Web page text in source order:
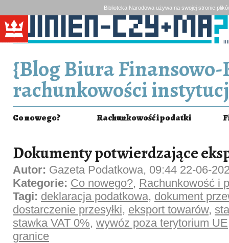
Biblioteka Narodowa używa na swojej stronie
{Blog Biura
rachunkowości
Co nowego? Rachunkowość i podatki
Dokumenty potwierdzające
Autor: Gazeta Podatkowa, 09:44 22-06-
Kategorie: Co nowego?, Rachunkowość i
Tagi: deklaracja podatkowa, dokument
dostarczenie przesyłki, eksport towarów,
stawka VAT 0%, wywóz poza terytorium UE
granice